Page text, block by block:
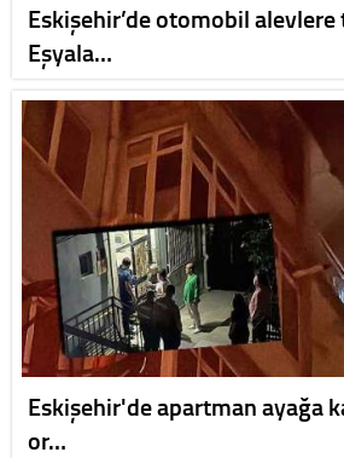
Eskişehir’de otomobil
Eşyala…
Eskişehir'de apartman ayağa
or…